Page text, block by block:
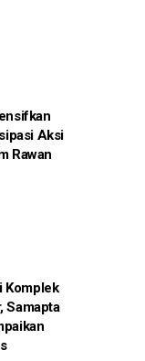
Aksi
Rawan
Komplek
Samapta